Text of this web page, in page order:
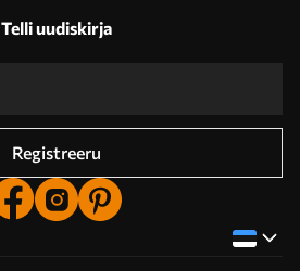
Telli uudiskirja
Registreeru